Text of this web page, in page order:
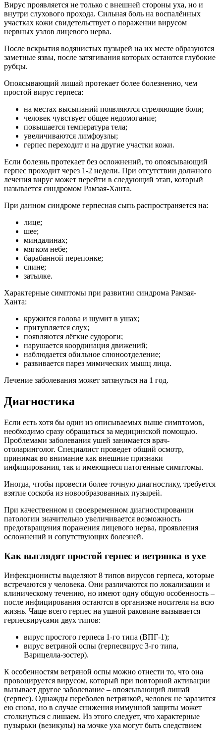
Вирус проявляется не только с внешней стороны уха, но и
внутри слухового прохода. Сильная боль на воспалённых
участках кожи свидетельствует о поражении вирусом
нервных узлов лицевого нерва.
После вскрытия водянистых пузырей на их месте образуются
заметные язвы, после затягивания которых остаются глубокие
рубцы.
Опоясывающий лишай протекает более болезненно, чем
простой вирус герпеса:
на местах высыпаний появляются стреляющие боли;
человек чувствует общее недомогание;
повышается температура тела;
увеличиваются лимфоузлы;
герпес переходит и на другие участки кожи.
Если болезнь протекает без осложнений, то опоясывающий
герпес проходит через 1-2 недели. При отсутствии должного
лечения вирус может перейти в следующий этап, который
называется синдромом Рамзая-Ханта.
При данном синдроме герпесная сыпь распространяется на:
лице;
шее;
миндалинах;
мягком небе;
барабанной перепонке;
спине;
затылке.
Характерные симптомы при развитии синдрома Рамзая-
Ханта:
кружится голова и шумит в ушах;
притупляется слух;
появляются лёгкие судороги;
нарушается координация движений;
наблюдается обильное слюноотделение;
развивается парез мимических мышц лица.
Лечение заболевания может затянуться на 1 год.
Диагностика
Если есть хотя бы один из описываемых выше симптомов,
необходимо сразу обращаться за медицинской помощью.
Проблемами заболевания ушей занимается врач-
отоларинголог. Специалист проведет общий осмотр,
принимая во внимание как внешние признаки
инфицирования, так и имеющиеся патогенные симптомы.
Иногда, чтобы провести более точную диагностику, требуется
взятие соскоба из новообразованных пузырей.
При качественном и своевременном диагностировании
патологии значительно увеличивается возможность
предотвращения поражения лицевого нерва, проявления
осложнений и сопутствующих болезней.
Как выглядят простой герпес и ветрянка в ухе
Инфекционисты выделяют 8 типов вирусов герпеса, которые
встречаются у человека. Они различаются по локализации и
клиническому течению, но имеют одну общую особенность –
после инфицирования остаются в организме носителя на всю
жизнь. Чаще всего герпес на ушной раковине вызывается
герпесвирусами двух типов:
вирус простого герпеса 1-го типа (ВПГ-1);
вирус ветряной оспы (герпесвирус 3-го типа,
Варицелла-зостер).
К особенностям ветряной оспы можно отнести то, что она
провоцируется вирусом, который при повторной активации
вызывает другое заболевание – опоясывающий лишай
(герпес). Однажды переболев ветрянкой, человек не заразится
ею снова, но в случае снижения иммунной защиты может
столкнуться с лишаем. Из этого следует, что характерные
пузырьки (везикулы) на мочке уха могут быть следствием